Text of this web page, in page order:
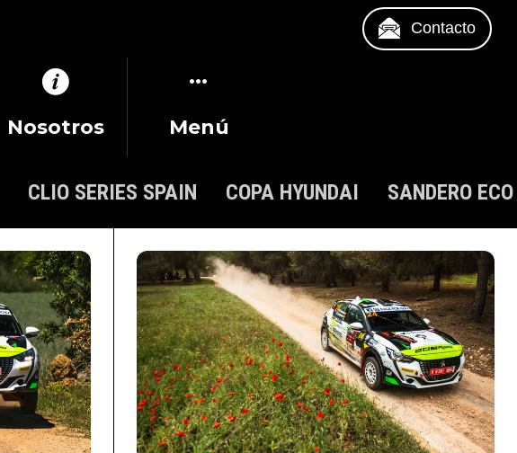
Contacto
Nosotros Menú
CLIO SERIES SPAIN COPA HYUNDAI SANDERO